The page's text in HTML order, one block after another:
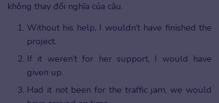
không thay đổi nghĩa của câu.
Without his help, I wouldn’t have finished the
project.
If it weren’t for her support, I would have
given up.
Had it not been for the traffic jam, we would